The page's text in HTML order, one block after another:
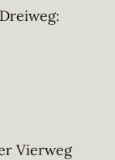
Vierweg